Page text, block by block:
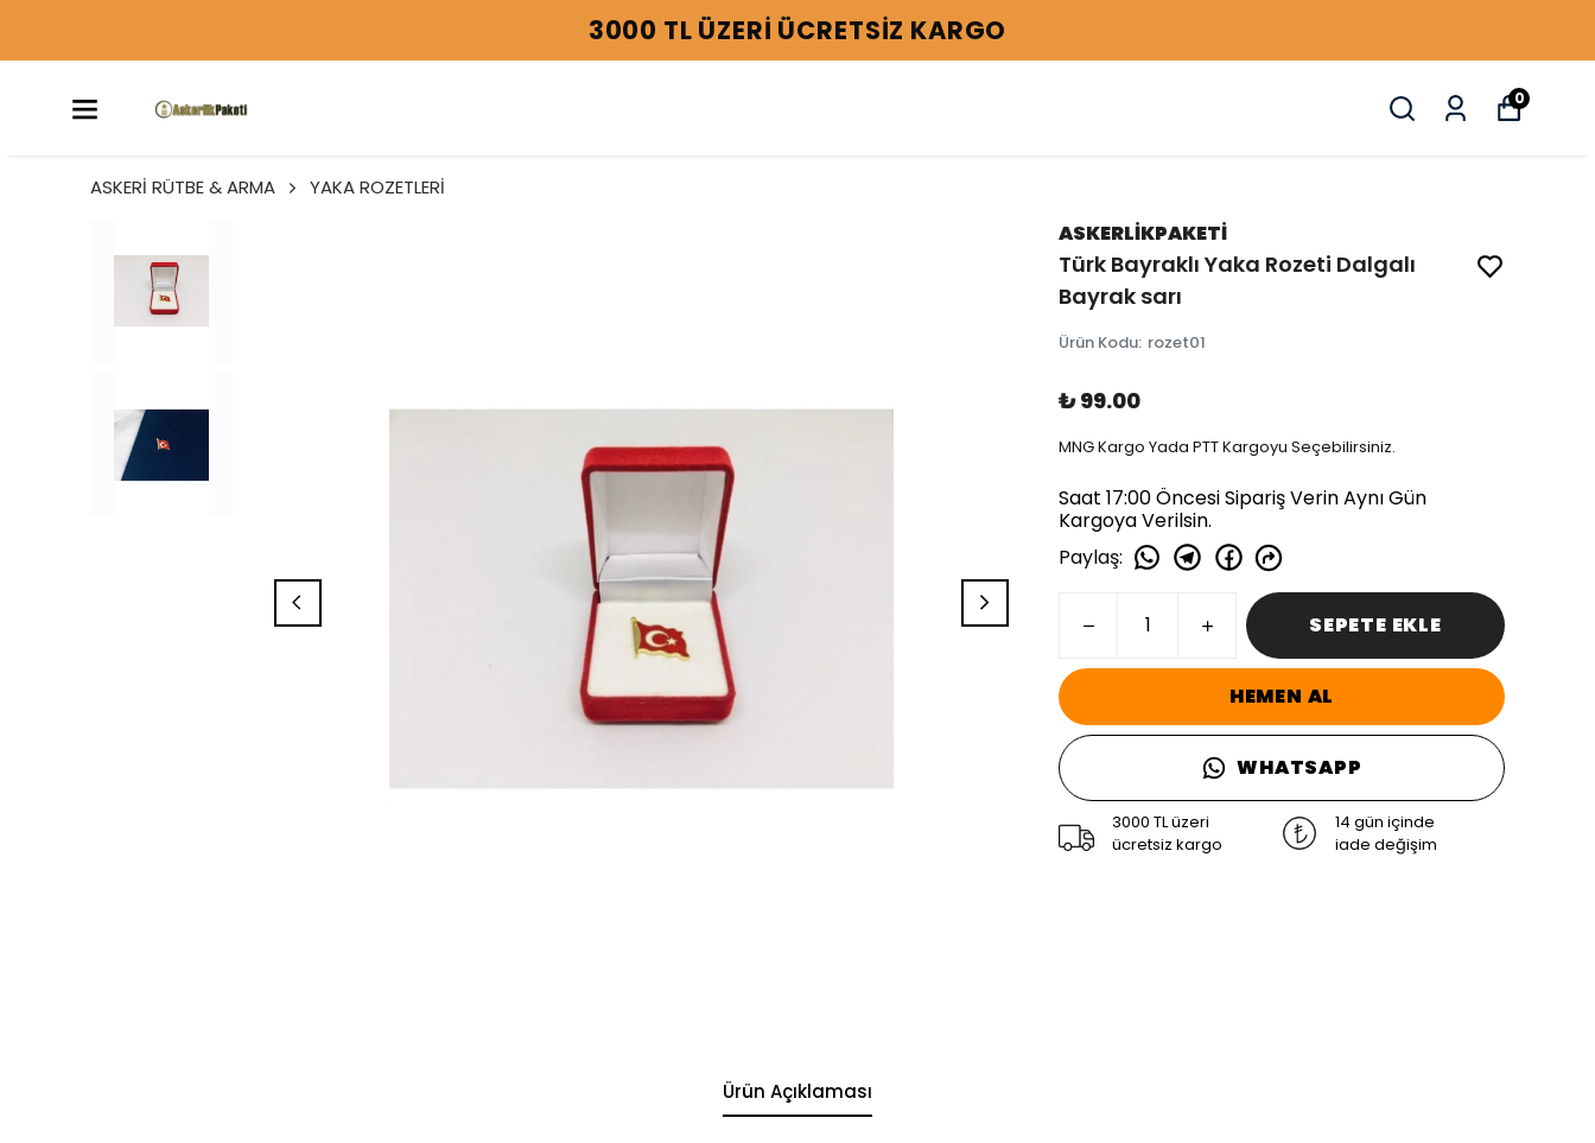
3000 TL ÜZERİ ÜCRETSİZ KARGO
0
ASKERİ RÜTBE & ARMA YAKA ROZETLERİ
ASKERLİKPAKETİ
Türk Bayraklı Yaka Rozeti Dalgalı
Bayrak sarı
Ürün Kodu: rozet01
₺ 99.00
MNG Kargo Yada PTT Kargoyu Seçebilirsiniz.
Saat 17:00 Öncesi Sipariş Verin Aynı Gün
Kargoya Verilsin.
Paylaş:
SEPETE EKLE
HEMEN AL
WHATSAPP
3000 TL üzeri
ücretsiz kargo
14 gün içinde
iade değişim
Ürün Açıklaması